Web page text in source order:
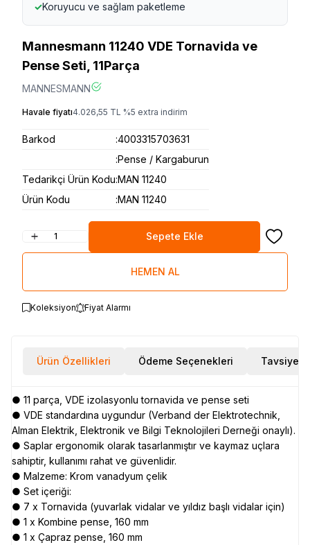
✓Koruyucu ve sağlam paketleme
Mannesmann 11240 VDE Tornavida ve
Pense Seti, 11Parça
MANNESMANN
Havale fiyatı4.026,55 TL %5 extra indirim
Barkod :4003315703631
:Pense / Kargaburun
Tedarikçi Ürün Kodu:MAN 11240
Ürün Kodu
:MAN 11240
Sepete Ekle Favoriye
HEMEN AL
Koleksiyon Fiyat Alarmı
Ürün Özellikleri Ödeme Seçenekleri Tavsiye Et
● 11 parça, VDE izolasyonlu tornavida ve pense seti
● VDE standardına uygundur (Verband der Elektrotechnik,
Alman Elektrik, Elektronik ve Bilgi Teknolojileri Derneği onaylı).
● Saplar ergonomik olarak tasarlanmıştır ve kaymaz uçlara
sahiptir, kullanımı rahat ve güvenlidir.
● Malzeme: Krom vanadyum çelik
● Set içeriği:
● 7 x Tornavida (yuvarlak vidalar ve yıldız başlı vidalar için)
● 1 x Kombine pense, 160 mm
● 1 x Çapraz pense, 160 mm